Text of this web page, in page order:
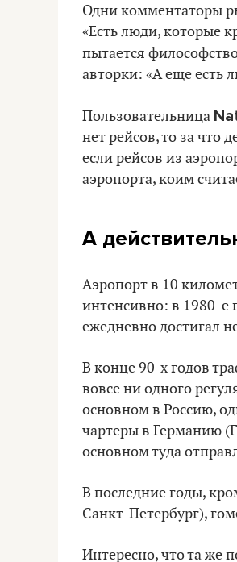
Одни комментаторы
«Есть люди, которые
пытается
авторки: «А еще есть
Пользовательница
нет рейсов, то за что
если рейсов из
аэропорта, коим
А
Аэропорт в 10
интенсивно: в 1980-е
ежедневно достигал
В конце 90-х годов
вовсе ни одного
основном в Россию,
чартеры в Германию
основном туда
В последние годы,
Санкт-Петербург),
Интересно, что та же